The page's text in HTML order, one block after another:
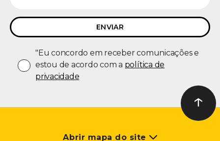
"Eu concordo em receber comunicações e
estou de acordo com a política de
privacidade
Ir ao
↑
Abrir mapa do site